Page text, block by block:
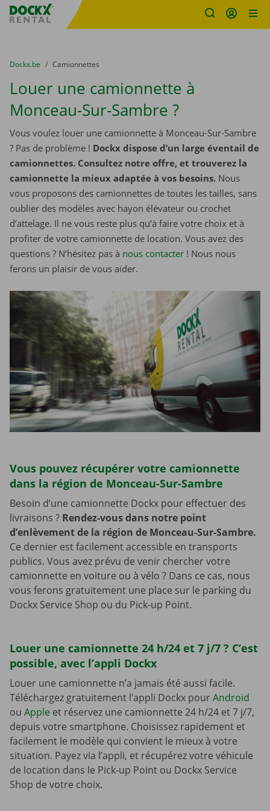
sitename
You are here:
du
Dockx.be to
Camionnettes
Louer une camionnette à
Monceau-Sur-Sambre ?
Vous voulez louer une camionnette à Monceau-Sur-Sambre
? Pas de problème ! Dockx dispose d’un large éventail de
camionnettes. Consultez notre offre, et trouverez la
camionnette la mieux adaptée à vos besoins. Nous
vous proposons des camionnettes de toutes les tailles, sans
oublier des modèles avec hayon élévateur ou crochet
d’attelage. Il ne vous reste plus qu’à faire votre choix et à
profiter de votre camionnette de location. Vous avez des
questions ? N’hésitez pas à nous contacter ! Nous nous
ferons un plaisir de vous aider.
Vous pouvez récupérer votre camionnette
dans la région de Monceau-Sur-Sambre
Besoin d’une camionnette Dockx pour effectuer des
livraisons ? Rendez-vous dans notre point
d’enlèvement de la région de Monceau-Sur-Sambre.
Ce dernier est facilement accessible en transports
publics. Vous avez prévu de venir chercher votre
camionnette en voiture ou à vélo ? Dans ce cas, nous
vous ferons gratuitement une place sur le parking du
Dockx Service Shop ou du Pick-up Point.
Louer une camionnette 24 h/24 et 7 j/7 ? C’est
possible, avec l’appli Dockx
Louer une camionnette n’a jamais été aussi facile.
Téléchargez gratuitement l’appli Dockx pourAndroid
ou Apple et réservez une camionnette 24 h/24 et 7 j/7,
depuis votre smartphone. Choisissez rapidement et
facilement le modèle qui convient le mieux à votre
situation. Payez via l’appli, et récupérez votre véhicule
de location dans le Pick-up Point ou Dockx Service
Shop de votre choix.